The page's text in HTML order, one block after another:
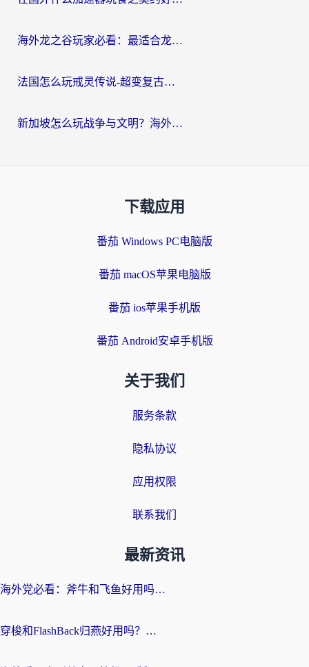
海外龙之谷玩家必看：最适合龙之谷的加速器，解决延迟卡顿还能畅玩幻书启示录和梦幻西游？
法国怎么玩戒灵传说-超变复古传奇？海外玩家国服游戏加速终极指南
新加坡怎么玩战争与文明？海外党国服游戏加速器终极避坑指南
下载应用
番茄 Windows PC电脑版
番茄 macOS苹果电脑版
番茄 ios苹果手机版
番茄 Android安卓手机版
关于我们
服务条款
隐私协议
应用权限
联系我们
最新资讯
海外党必看：斧牛和飞鱼好用吗？3步选对回国加速器，无缝刷剧玩国服
穿梭和FlashBack归燕好用吗？海外党亲测3款热门回国加速器，教你选对不踩坑